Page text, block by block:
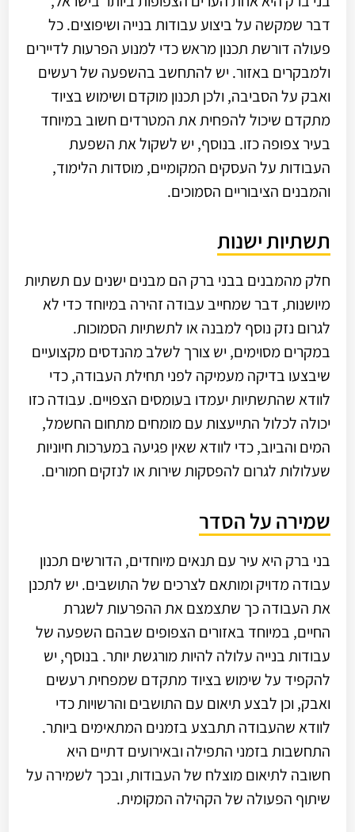
דבר שמקשה על ביצוע עבודות בנייה ושיפוצים. כל
פעולה דורשת תכנון מראש כדי למנוע הפרעות לדיירים
ולמבקרים באזור. יש להתחשב בהשפעה של רעשים
ואבק על הסביבה, ולכן תכנון מוקדם ושימוש בציוד
מתקדם שיכול להפחית את המטרדים חשוב במיוחד
בעיר צפופה כזו. בנוסף, יש לשקול את השפעת
העבודות על העסקים המקומיים, מוסדות הלימוד,
והמבנים הציבוריים הסמוכים.
תשתיות ישנות
חלק מהמבנים בבני ברק הם מבנים ישנים עם תשתיות
מיושנות, דבר שמחייב עבודה זהירה במיוחד כדי לא
לגרום נזק נוסף למבנה או לתשתיות הסמוכות.
במקרים מסוימים, יש צורך לשלב מהנדסים מקצועיים
שיבצעו בדיקה מעמיקה לפני תחילת העבודה, כדי
לוודא שהתשתיות יעמדו בעומסים הצפויים. עבודה כזו
יכולה לכלול התייעצות עם מומחים מתחום החשמל,
המים והביוב, כדי לוודא שאין פגיעה במערכות חיוניות
שעלולות לגרום להפסקות שירות או לנזקים חמורים.
שמירה על הסדר
בני ברק היא עיר עם תנאים מיוחדים, הדורשים תכנון
עבודה מדויק ומותאם לצרכים של התושבים. יש לתכנן
את העבודה כך שתצמצם את ההפרעות לשגרת
החיים, במיוחד באזורים הצפופים שבהם השפעה של
עבודות בנייה עלולה להיות מורגשת יותר. בנוסף, יש
להקפיד על שימוש בציוד מתקדם שמפחית רעשים
ואבק, וכן לבצע תיאום עם התושבים והרשויות כדי
לוודא שהעבודה תתבצע בזמנים המתאימים ביותר.
התחשבות בזמני התפילה ובאירועים דתיים היא
חשובה לתיאום מוצלח של העבודות, ובכך לשמירה על
שיתוף הפעולה של הקהילה המקומית.